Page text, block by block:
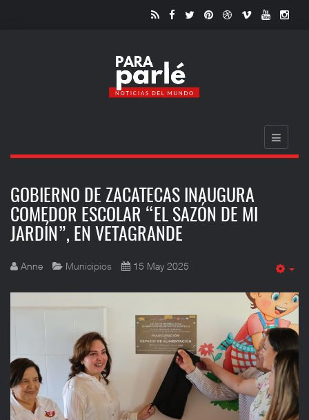
GOBIERNO DE ZACATECAS INAUGURA
COMEDOR ESCOLAR “EL SAZÓN DE MI
JARDÍN”, EN VETAGRANDE
Anne Municipios 15 May 2025